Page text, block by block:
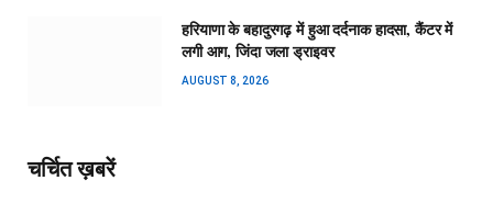
हरियाणा के बहादुरगढ़ में हुआ दर्दनाक हादसा, कैंटर में
लगी आग, जिंदा जला ड्राइवर
AUGUST 8, 2026
चर्चित ख़बरें